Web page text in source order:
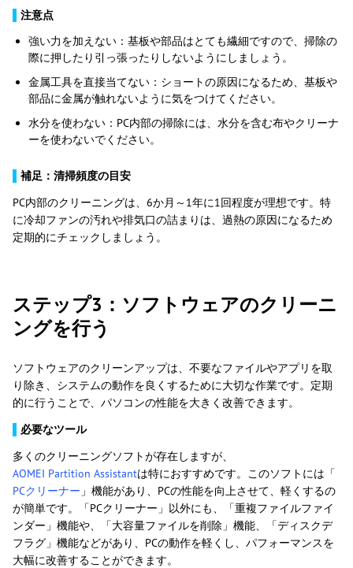
注意点
強い力を加えない：基板や部品はとても繊細ですので、掃除の
際に押したり引っ張ったりしないようにしましょう。
金属工具を直接当てない：ショートの原因になるため、基板や
部品に金属が触れないように気をつけてください。
水分を使わない：PC内部の掃除には、水分を含む布やクリーナ
ーを使わないでください。
補足：清掃頻度の目安
PC内部のクリーニングは、6か月～1年に1回程度が理想です。特
に冷却ファンの汚れや排気口の詰まりは、過熱の原因になるため
定期的にチェックしましょう。
ステップ3：ソフトウェアのクリーニ
ングを行う
ソフトウェアのクリーンアップは、不要なファイルやアプリを取
り除き、システムの動作を良くするために大切な作業です。定期
的に行うことで、パソコンの性能を大きく改善できます。
必要なツール
多くのクリーニングソフトが存在しますが、
AOMEI Partition Assistantは特におすすめです。このソフトには「
PCクリーナー 」機能があり、PCの性能を向上させて、軽くするの
が簡単です。「PCクリーナー」以外にも、「重複ファイルファイ
ンダー」機能や、「大容量ファイルを削除」機能、「ディスクデ
フラグ」機能などがあり、PCの動作を軽くし、パフォーマンスを
大幅に改善することができます。